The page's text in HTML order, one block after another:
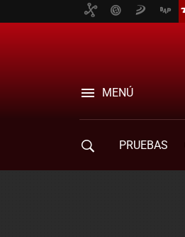
MENÚ
PRUEBAS